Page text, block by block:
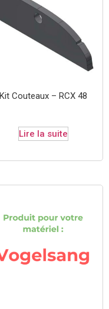
Kit Couteaux – RCX 48
Lire la suite